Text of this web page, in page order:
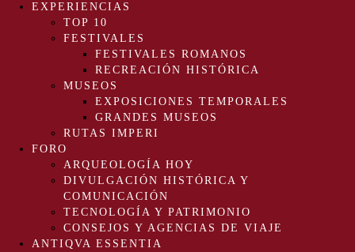
EXPERIENCIAS
TOP 10
FESTIVALES
FESTIVALES ROMANOS
RECREACIÓN HISTÓRICA
MUSEOS
EXPOSICIONES TEMPORALES
GRANDES MUSEOS
RUTAS IMPERI
FORO
ARQUEOLOGÍA HOY
DIVULGACIÓN HISTÓRICA Y
COMUNICACIÓN
TECNOLOGÍA Y PATRIMONIO
CONSEJOS Y AGENCIAS DE VIAJE
ANTIQVA ESSENTIA